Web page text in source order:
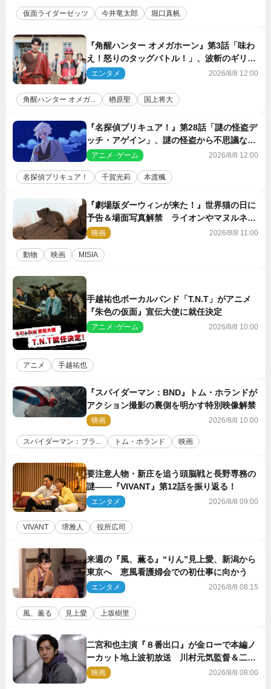
仮面ライダーゼッツ 今井竜太郎 堀口真帆
『角醒ハンター オメガホーン』第3話「味わ
え！怒りのタッグバトル！」、波斬のギリコ
がハンターバトルを挑んできた！
エンタメ 2026/8/8 12:00
角醒ハンター オメガ... 楢原聖 国上将大
『名探偵プリキュア！』第28話「謎の怪盗デ
ッチ・アゲイン」、謎の怪盗から不思議な予
告状が届く
アニメ･ゲーム 2026/8/8 12:00
名探偵プリキュア！ 千賀光莉 本渡楓
『劇場版ダーウィンが来た！』世界猫の日に
予告＆場面写真解禁 ライオンやマヌルネコ
の赤ちゃんが大集合
映画 2026/8/8 11:00
動物 映画 MISIA
手越祐也ボーカルバンド「T.N.T」がアニメ
『朱色の仮面』宣伝大使に就任決定
アニメ･ゲーム 2026/8/8 10:00
アニメ 手越祐也
『スパイダーマン：BND』トム・ホランドが
アクション撮影の裏側を明かす特別映像解禁
映画 2026/8/8 10:00
スパイダーマン：ブラ... トム・ホランド 映画
要注意人物・新庄を追う頭脳戦と長野専務の
謎――『VIVANT』第12話を振り返る！
エンタメ 2026/8/8 09:00
VIVANT 堺雅人 役所広司
来週の『風、薫る』“りん”見上愛、新潟から
東京へ 恵風看護婦会での初仕事に向かう
エンタメ 2026/8/8 08:15
風、薫る 見上愛 上坂樹里
二宮和也主演『８番出口』が金ローで本編ノ
ーカット地上波初放送 川村元気監督＆二宮
コメント到着
映画 2026/8/8 08:00